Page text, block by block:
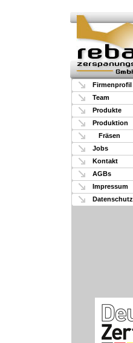
Firmenprofil
Team
Produkte
Produktion
Fräsen
Jobs
Kontakt
AGBs
Impressum
Datenschutz